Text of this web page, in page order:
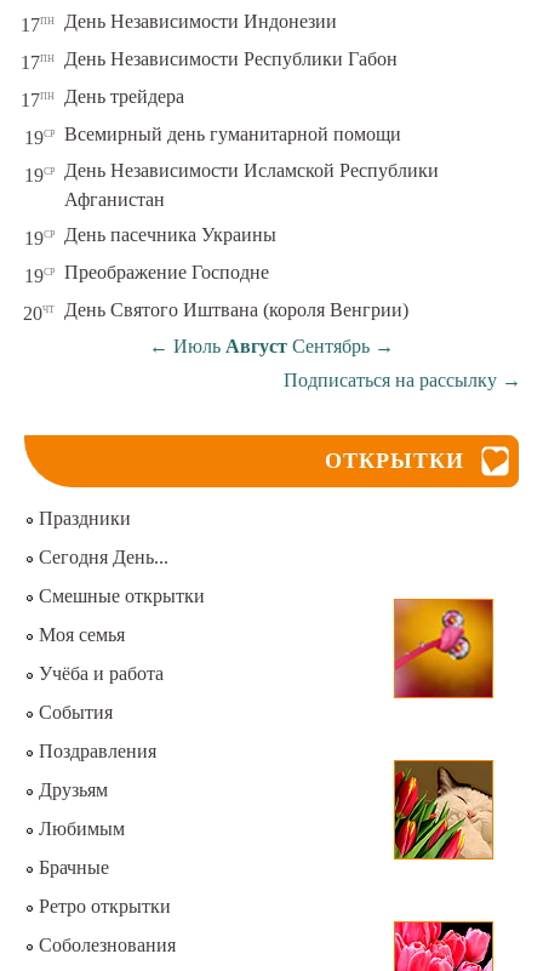
17пн День Независимости Индонезии
17пн День Независимости Республики Габон
17пн День трейдера
19ср Всемирный день гуманитарной помощи
19ср
День Независимости Исламской Республики
Афганистан
19ср День пасечника Украины
19ср Преображение Господне
20чт
День Святого Иштвана (короля Венгрии)
← Июль Август Сентябрь →
Подписаться на рассылку →
ОТКРЫТКИ
Праздники
Сегодня День...
Смешные открытки
Моя семья
Учёба и работа
События
Поздравления
Друзьям
Любимым
Брачные
Ретро открытки
Соболезнования